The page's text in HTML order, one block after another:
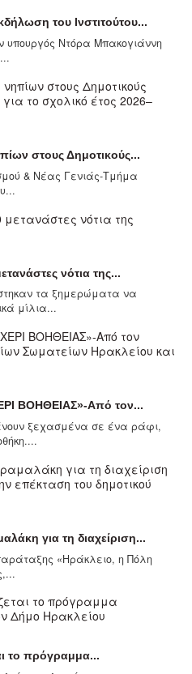
του Ινστιτούτου...
υπουργός Ντόρα Μπακογιάννη
στους Δημοτικούς...
& Νέας Γενιάς-Τμήμα
νότια της...
τα ξημερώματα να
μίλια...
ΒΟΗΘΕΙΑΣ»-Από τον...
ξεχασμένα σε ένα ράφι,
για τη διαχείριση...
«Ηράκλειο, η Πόλη
το πρόγραμμα...